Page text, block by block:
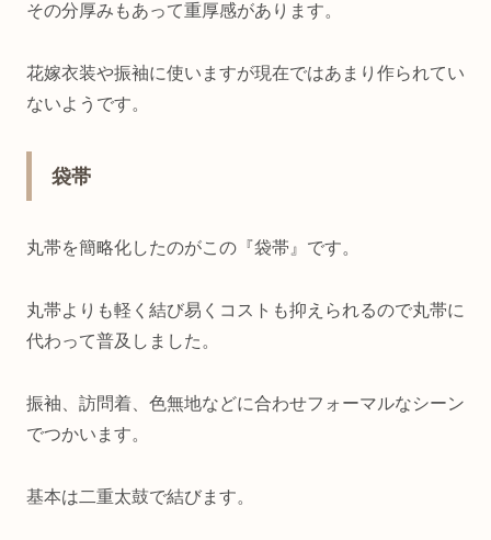
その分厚みもあって重厚感があります。
花嫁衣装や振袖に使いますが現在ではあまり作られてい
ないようです。
袋帯
丸帯を簡略化したのがこの『袋帯』です。
丸帯よりも軽く結び易くコストも抑えられるので丸帯に
代わって普及しました。
振袖、訪問着、色無地などに合わせフォーマルなシーン
でつかいます。
基本は二重太鼓で結びます。